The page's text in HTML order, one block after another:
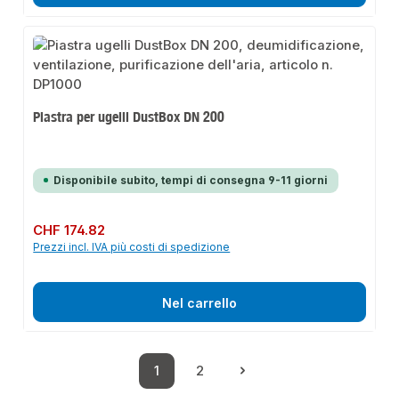
Piastra per ugelli DustBox DN 200
Disponibile subito, tempi di consegna 9-11 giorni
Prezzo normale:
CHF 174.82
Prezzi incl. IVA più costi di spedizione
Nel carrello
Pagina
1
Pagina
2